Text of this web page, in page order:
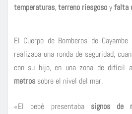
temperaturas, terreno riesgosoyfalta
El Cuerpo de Bomberos de
realizaba una ronda de seguridad,
con su hijo, en una zona de difícil
metros sobre el nivel del mar.
«El bebé presentaba signos de